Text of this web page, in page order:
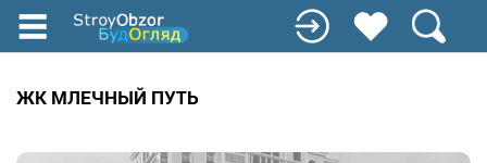
Перейти
содержанию
ЖК МЛЕЧНЫЙ ПУТЬ